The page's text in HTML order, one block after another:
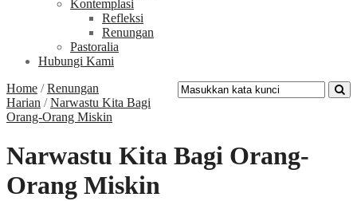
Kontemplasi
Refleksi
Renungan
Pastoralia
Hubungi Kami
Home /Renungan
Harian /Narwastu Kita Bagi
Orang-Orang Miskin
Narwastu Kita Bagi Orang-
Orang Miskin